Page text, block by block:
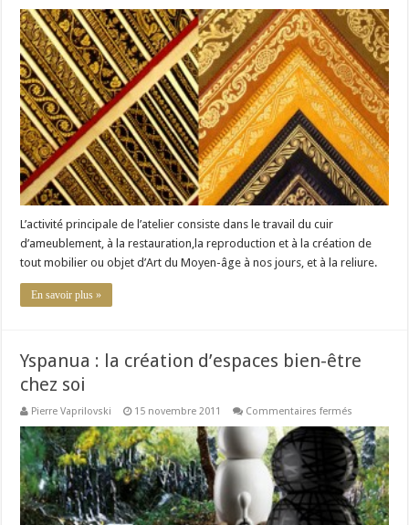
Bettenfeld-
Rosenblum
L’activité principale de l’atelier consiste dans le travail du cuir
d’ameublement, à la restauration,la reproduction et à la création de
tout mobilier ou objet d’Art du Moyen-âge à nos jours, et à la reliure.
En savoir plus »
Yspanua : la création d’espaces bien-être
chez soi
Pierre Vaprilovski 15 novembre 2011 Commentaires fermés
:
la
création
d’espaces
bien-
être
chez
soi